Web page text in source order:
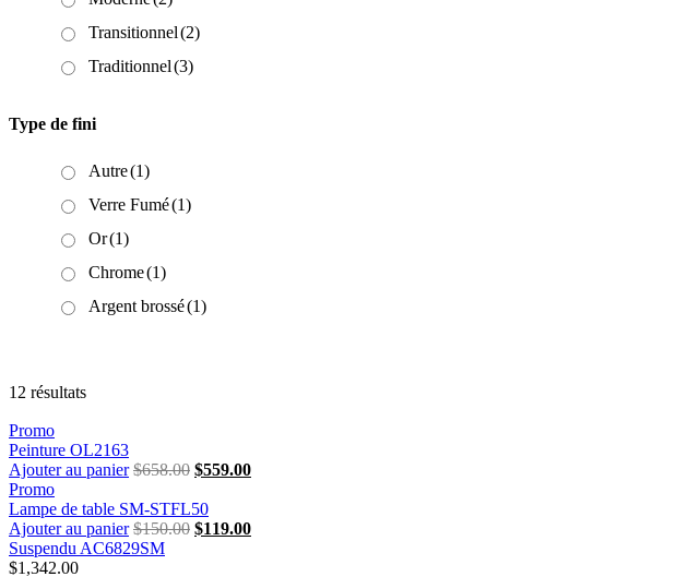
Transitionnel(2)
Traditionnel(3)
Type de fini
Autre(1)
Verre Fumé(1)
Or(1)
Chrome(1)
Argent brossé(1)
12 résultats
Promo
Peinture OL2163
Ajouter au panier $658.00 Le
initial
était :
$559.00
Promo
Lampe de table SM-STFL50
Ajouter au panier $150.00 Le
$119.00
Suspendu AC6829SM
$1,342.00